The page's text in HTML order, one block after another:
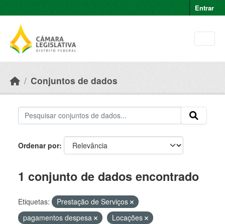
Entrar
Conjuntos de dados
Ordenar por
1 conjunto de dados encontrado
Etiquetas:
Prestação de Serviços
pagamentos despesa
Locações